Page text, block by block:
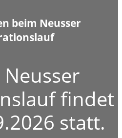
beim Neusser
Neusser
findet
statt.